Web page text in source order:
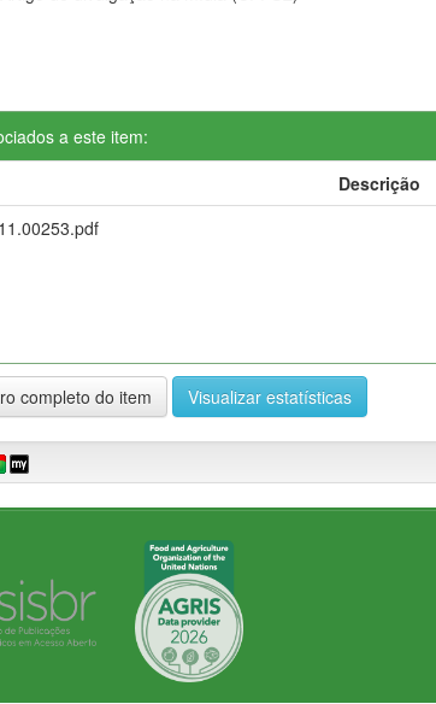
a este item:
Descrição
completo do item Visualizar estatísticas